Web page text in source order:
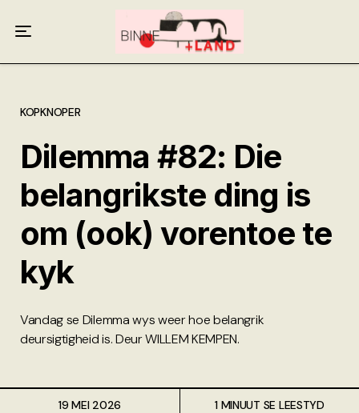
KOPKNOPER
Dilemma #82: Die
belangrikste ding is
om (ook) vorentoe te
kyk
Vandag se Dilemma wys weer hoe belangrik
deursigtigheid is. Deur WILLEM KEMPEN.
19 MEI 2026 1 MINUUT SE LEESTYD
Meer oor ons
Anneliese Burgess
Piet Croucamp
Willem Kempen
Gas + Poste